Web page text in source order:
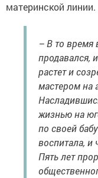
материнской линии.
– В то время
продавался,
растет и
мастером на
жизнью на
по своей
воспитала, и
Пять лет